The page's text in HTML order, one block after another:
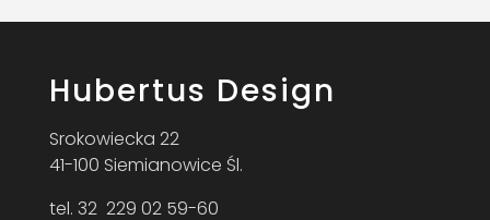
Hubertus Design
Srokowiecka 22
41-100 Siemianowice Śl.
tel. 32 229 02 59-60